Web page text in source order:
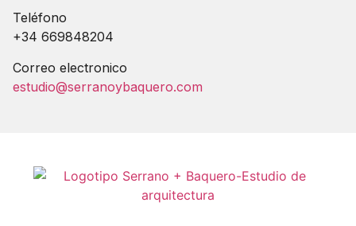
Teléfono
+34 669848204
Correo electronico
estudio@serranoybaquero.com